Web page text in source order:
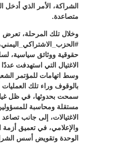
الشراكة، الأمر الذي أدخل
متصاعدة.
وخلال تلك المرحلة، تعرض
حقوقية ووثائق سياسية،
الاغتيال التي استهدفت
وسط اتهامات للمؤتمر
بالوقوف وراء تلك العمليات
سمحت بحدوثها، في ظل
مستقلة ومحاسبة
الاغتيالات، إلى جانب
والإعلامي، في تعميق
الوحدة وتقويض أسس